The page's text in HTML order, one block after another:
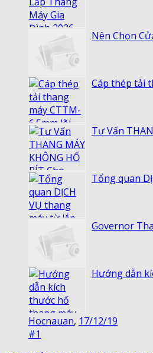
Nên Chọn
Cáp thép tải
Tư Vấn
Tổng quan
Governor
Hướng dẫn
Hocnauan, 17/12/19
#1